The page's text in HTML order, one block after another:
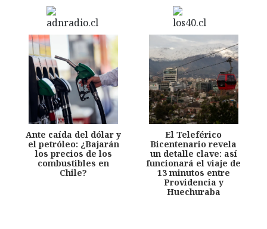
Ante caída del dólar y
el petróleo: ¿Bajarán
los precios de los
combustibles en
Chile?
El Teleférico
Bicentenario revela
un detalle clave: así
funcionará el viaje de
13 minutos entre
Providencia y
Huechuraba